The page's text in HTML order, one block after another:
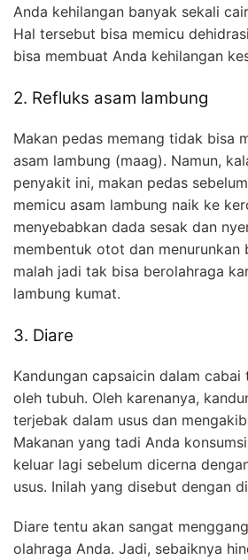
Anda kehilangan banyak sekali
Hal tersebut bisa memicu
bisa membuat Anda kehilangan
2. Refluks asam lambung
Makan pedas memang tidak bisa
asam lambung (maag). Namun,
penyakit ini, makan pedas
memicu asam lambung naik ke
menyebabkan dada sesak dan
membentuk otot dan menurunkan
malah jadi tak bisa berolahraga
lambung kumat.
3. Diare
Kandungan capsaicin dalam
oleh tubuh. Oleh karenanya,
terjebak dalam usus dan
Makanan yang tadi Anda
keluar lagi sebelum dicerna
usus. Inilah yang disebut dengan
Diare tentu akan sangat
olahraga Anda. Jadi, sebaiknya